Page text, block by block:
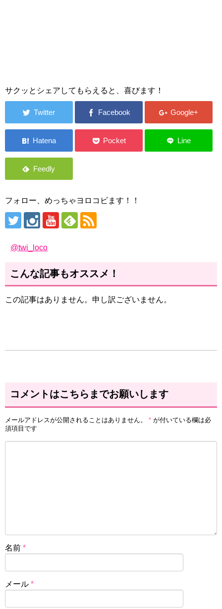
サクッとシェアしてもらえると、喜びます！
フォロー、めっちゃヨロコビます！！
@twi_loco
こんな記事もオススメ！
この記事はありません。申し訳ございません。
コメントはこちらまでお願いします
メールアドレスが公開されることはありません。 * が付いている欄は必
須項目です
名前 *
メール *